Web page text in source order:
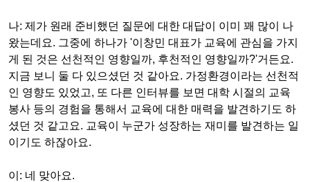
나: 제가 원래 준비했던 질문에 대한 대답이 이미 꽤 많이 나
왔는데요. 그중에 하나가 '이창민 대표가 교육에 관심을 가지
게 된 것은 선천적인 영향일까, 후천적인 영향일까?'거든요.
지금 보니 둘 다 있으셨던 것 같아요. 가정환경이라는 선천적
인 영향도 있었고, 또 다른 인터뷰를 보면 대학 시절의 교육
봉사 등의 경험을 통해서 교육에 대한 매력을 발견하기도 하
셨던 것 같고요. 교육이 누군가 성장하는 재미를 발견하는 일
이기도 하잖아요.
이 : 네 맞아요.